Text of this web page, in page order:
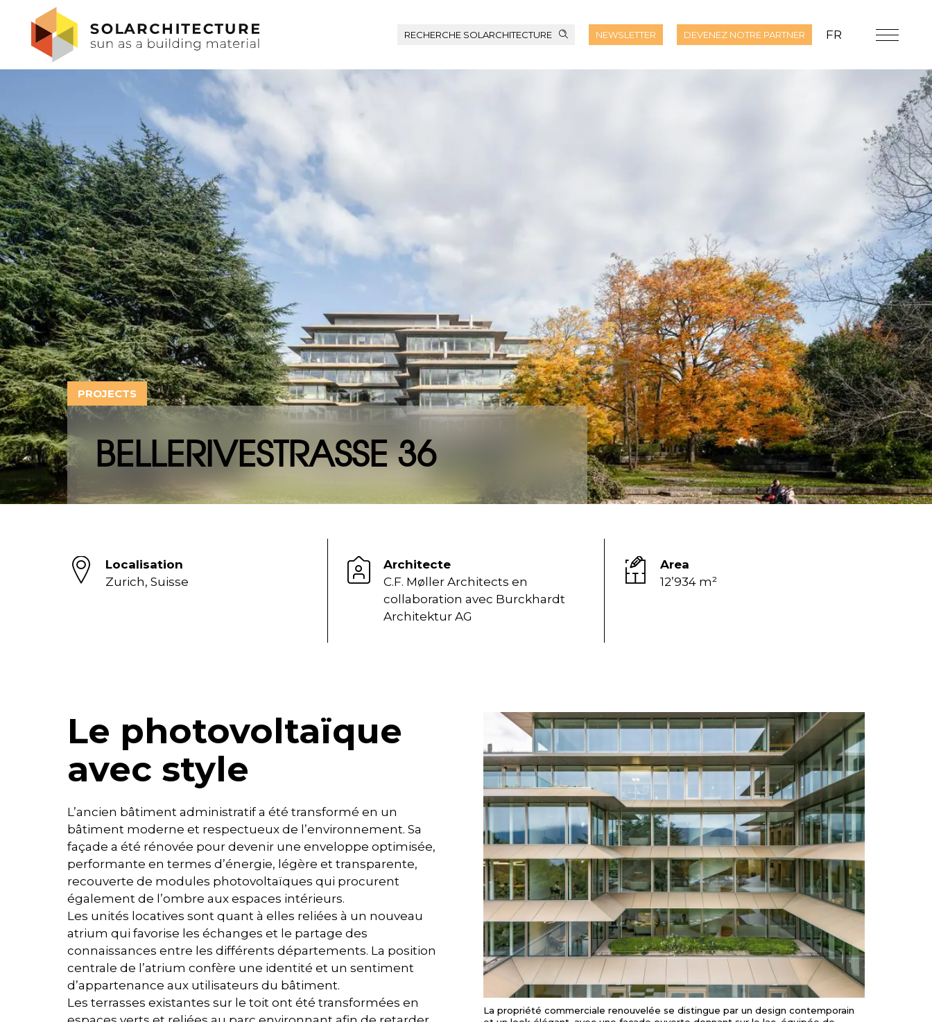
RECHERCHE SOLARCHITECTURE NEWSLETTER DEVENEZ NOTRE PARTNER FR
PROJECTS
BELLERIVESTRASSE 36
Localisation
Zurich, Suisse
Architecte
C.F. Møller Architects en
collaboration avec Burckhardt
Architektur AG
Area
12’934 m²
Le photovoltaïque
avec style
L’ancien bâtiment administratif a été transformé en un
bâtiment moderne et respectueux de l’environnement. Sa
façade a été rénovée pour devenir une enveloppe optimisée,
performante en termes d’énergie, légère et transparente,
recouverte de modules photovoltaïques qui procurent
également de l’ombre aux espaces intérieurs.
Les unités locatives sont quant à elles reliées à un nouveau
atrium qui favorise les échanges et le partage des
connaissances entre les différents départements. La position
centrale de l’atrium confère une identité et un sentiment
d’appartenance aux utilisateurs du bâtiment.
Les terrasses existantes sur le toit ont été transformées en
La propriété commerciale renouvelée se distingue par un design contemporain